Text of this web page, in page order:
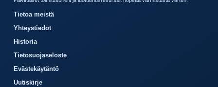
Tietoa meistä
Yhteystiedot
Historia
Tietosuojaseloste
Evästekäytäntö
Uutiskirje